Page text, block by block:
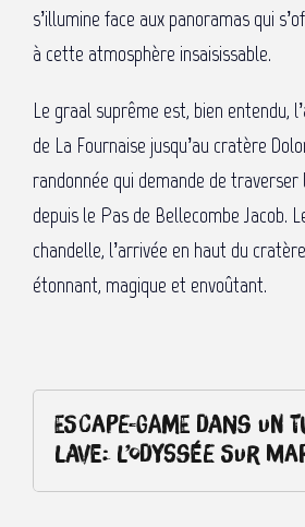
s’illumine face aux panoramas qui
à cette atmosphère insaisissable.
Le graal suprême est, bien entendu,
de La Fournaise jusqu’au cratère
randonnée qui demande de traverser
depuis le Pas de Bellecombe Jacob.
chandelle, l’arrivée en haut du
étonnant, magique et envoûtant.
Escape-game dans un
lave: l’Odyssée sur